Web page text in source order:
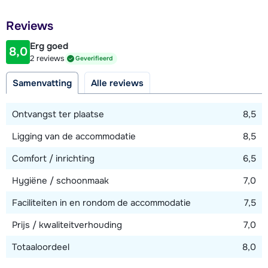
60 meter
Afstand tot piste
1400 meter
60 meter
Afstand tot skibushalte
Bekijk kaart
Reviews
8,0 Erg goed
2 reviews Geverifieerd
Samenvatting Alle reviews
Ontvangst ter plaatse
8,5
Ligging van de accommodatie
8,5
Comfort / inrichting
6,5
Hygiëne / schoonmaak
7,0
Faciliteiten in en rondom de accommodatie
7,5
Prijs / kwaliteitverhouding
7,0
Totaaloordeel
8,0